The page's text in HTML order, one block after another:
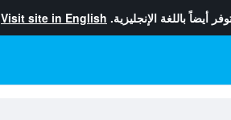
أيضاً باللغة الإنجليزية. Visit site in English